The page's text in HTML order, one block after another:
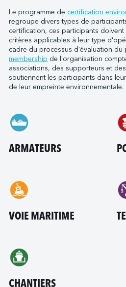
Le programme de certification
regroupe divers types de
certification, ces participants
critères applicables à leur type
cadre du processus d'évaluation du
membership de l'organisation
associations, des supporteurs et
soutiennent les participants dans
de leur empreinte environnementale.
ARMATEURS
VOIE MARITIME
CHANTIERS